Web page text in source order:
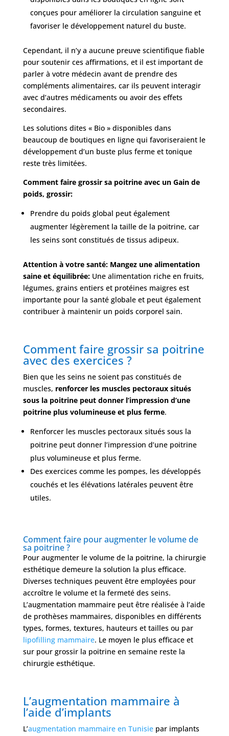
conçues pour améliorer la circulation sanguine et
favoriser le développement naturel du buste.
Cependant, il n’y a aucune preuve scientifique fiable
pour soutenir ces affirmations, et il est important de
parler à votre médecin avant de prendre des
compléments alimentaires, car ils peuvent interagir
avecd’autres médicaments ou avoir des effets
secondaires.
Les solutions dites « Bio » disponibles dans
beaucoup de boutiques en ligne qui favoriseraient le
développement d’un buste plus ferme et tonique
reste très limitées.
Comment faire grossir sa poitrine avec un Gain de
poids, grossir:
Prendre du poids global peut également
augmenter légèrement la taille de la poitrine, car
les seins sont constitués de tissus adipeux.
Attention à votre santé: Mangez une alimentation
saine et équilibrée:Une alimentation riche en fruits,
légumes, grains entiers et protéines maigres est
importante pour la santé globale et peut également
contribuer à maintenir un poids corporel sain.
Comment faire grossir sa poitrine
avec des exercices ?
Bien que les seins ne soient pas constitués de
muscles, renforcer les muscles pectoraux situés
sous la poitrine peut donner l’impression d’une
poitrine plus volumineuse et plus ferme.
Renforcer les muscles pectoraux situés sous la
poitrine peut donner l’impression d’une poitrine
plus volumineuse et plus ferme.
Des exercices comme les pompes, les développés
couchés et les élévations latérales peuvent être
utiles.
Comment faire pour augmenter le volume de
sa poitrine ?
Pour augmenter le volume de la poitrine, la chirurgie
esthétique demeure la solution la plus efficace.
Diverses techniques peuvent être employées pour
accroître le volume et la fermeté des seins.
L’augmentation mammaire peut être réalisée à l’aide
de prothèses mammaires, disponibles en différents
types, formes, textures, hauteurs et tailles ou par
lipofilling mammaire. Le moyen le plus efficace et
sur pour grossir la poitrine en semaine reste la
chirurgie esthétique.
L’augmentation mammaire à
l’aide d’implants
L’augmentation mammaire en Tunisiepar implants